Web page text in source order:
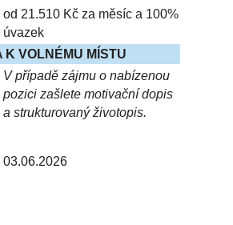
od 21.510 Kč za měsíc a 100%
úvazek
K VOLNÉMU MÍSTU
V případě zájmu o nabízenou
pozici zašlete motivační dopis
a strukturovaný životopis.
03.06.2026